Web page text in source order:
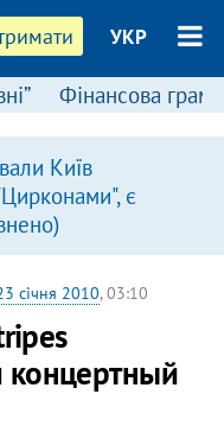
УКР
Фінансова
Київ
є
січня 2010, 03:10
концертный